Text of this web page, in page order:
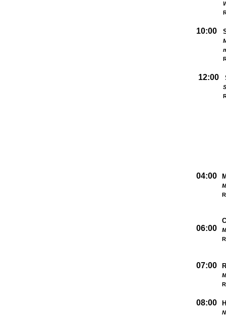
10:00
12:00
04:00
06:00
07:00
08:00